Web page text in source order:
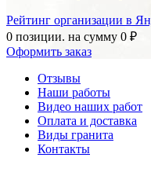
Рейтинг организации в
0 позиции. на сумму 0 ₽
Оформить заказ
Отзывы
Наши работы
Видео наших работ
Оплата и доставка
Виды гранита
Контакты